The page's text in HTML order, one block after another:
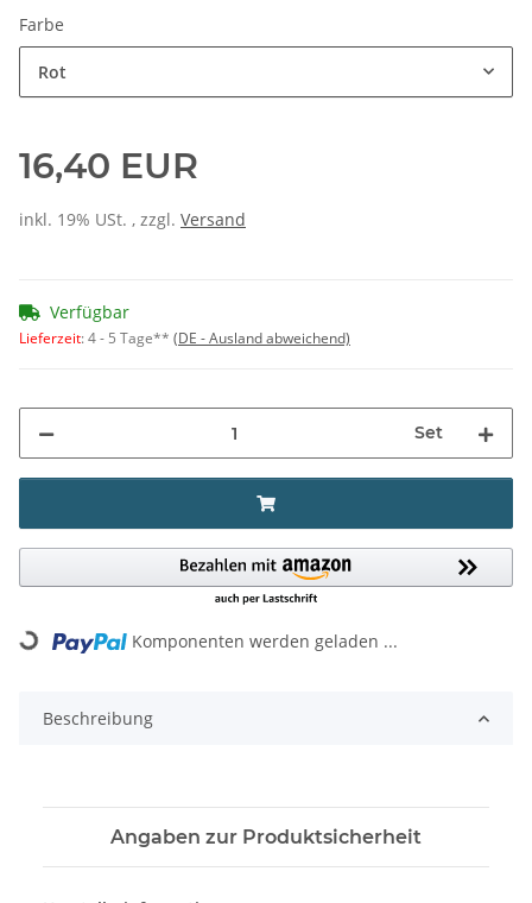
Farbe
Rot
16,40 EUR
inkl. 19% USt. , zzgl. Versand
Verfügbar
Lieferzeit:4 - 5 Tage** (DE - Ausland abweichend)
Set
Loading... Komponenten werden geladen ...
Beschreibung
Angaben zur Produktsicherheit